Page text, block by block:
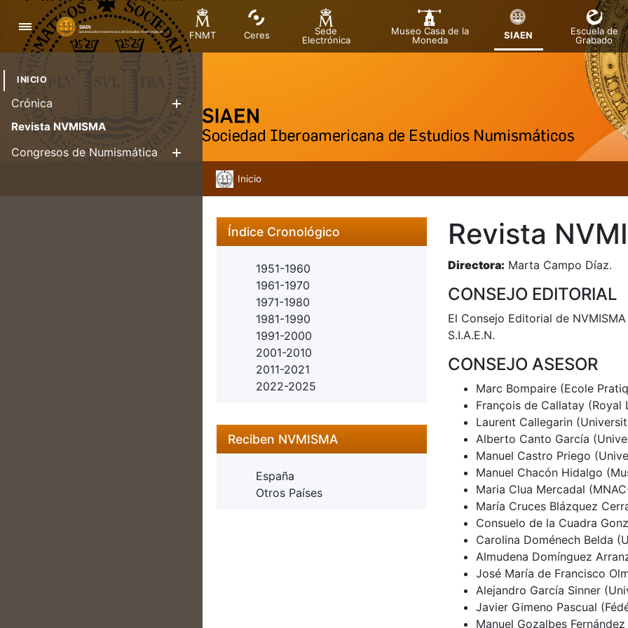
Navigation
FNMT Ceres
Sede
Electrónica
Museo Casa de la
Moneda
SIAEN
Escuela de
Grabado
INICIO
Crónica Show/Hide
Revista NVMISMA
Congresos de Numismática
Inicio
Índice Cronológico
1951-1960
1961-1970
1971-1980
1981-1990
1991-2000
2001-2010
2011-2021
2022-2025
Reciben NVMISMA
España
Otros Países
Revista
Directora: Marta Campo
CONSEJO EDITORIAL
El Consejo Editorial de
S.I.A.E.N.
CONSEJO ASESOR
Marc Bompaire (Ecole
François de Callatay
Laurent Callegarin
Alberto Canto García
Manuel Castro Priego
Manuel Chacón Hidalgo
Maria Clua Mercadal
María Cruces Blázquez
Consuelo de la Cuadra
Carolina Doménech Belda
Almudena Domínguez
José María de Francisco
Alejandro García Sinner
Javier Gimeno Pascual
Manuel Gozalbes